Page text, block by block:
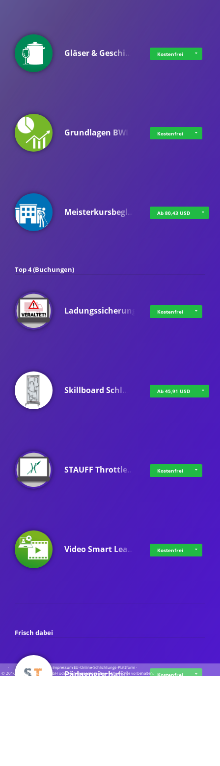
Gläser & Geschi… Kostenfrei
Grundlagen BWL Kostenfrei
Meisterkursbegl… Ab 80,43 USD
Top 4 (Buchungen)
Ladungssicherung Kostenfrei
Skillboard Schl… Ab 45,91 USD
STAUFF Throttle… Kostenfrei
Video Smart Lea… Kostenfrei
Frisch dabei
Pädagogisch-did… Kostenfrei
· · ·Datenschutz ·Impressum EU-Online-Schlichtungs-Plattform·
© 2016 - 2026 SupraTix GmbH oder Partnergesellschaften - Alle Rechte vorbehalten.